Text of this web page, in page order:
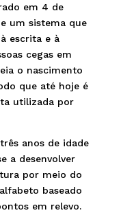
em 4 de
um sistema que
escrita e à
cegas em
o nascimento
que até hoje é
utilizada por
anos de idade
a desenvolver
por meio do
baseado
em relevo.